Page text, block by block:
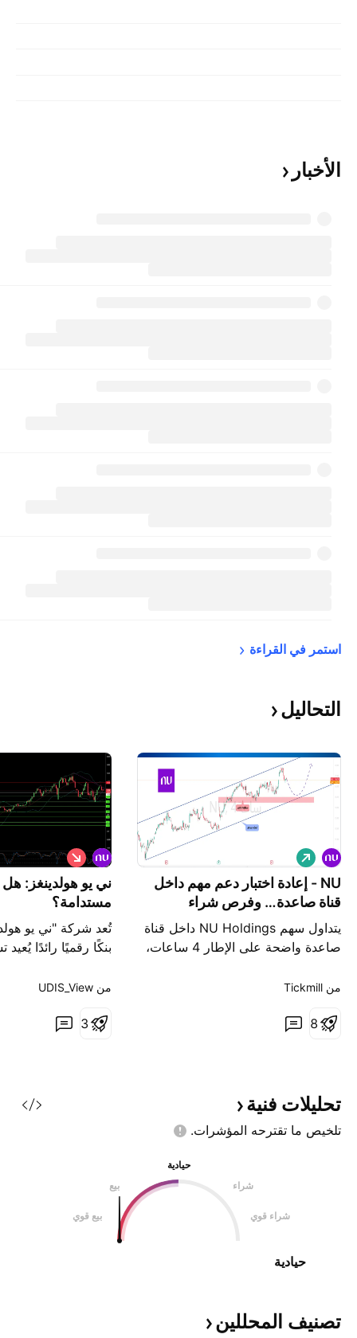
الأخبار
استمر في القراءة
التحاليل
NU - إعادة اختبار دعم مهم داخل
قناة صاعدة… وفرص شراء
محتملة!!
يتداول سهم NU Holdings داخل قناة
صاعدة واضحة على الإطار 4 ساعات،
أعلى، مما يؤكد الاتجاه الصاعد
التصحيحية الأخيرة، يقترب السهم الآن
ش
ر
ا
من ‎Tickmill‎
8
ني يو هولدينغز: هل
مستدامة؟
تُعد شركة "ني يو
بنكًا رقميًا رائدًا
تستثمر الشركة في
واتجاهات الدفع
ب
ي
ع
من ‎UDIS_View‎
3
تحليلات فنية
تلخيص ما تقترحه المؤشرات.
حيادية
بيع
شراء
بيع قوي شراء قوي
حيادية
تصنيف المحللين